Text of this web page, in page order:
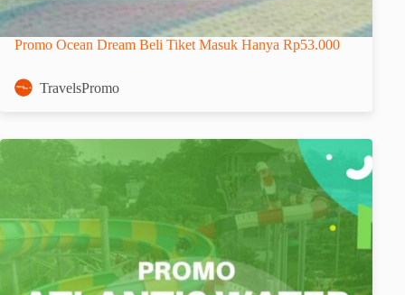
Promo Ocean Dream Beli Tiket Masuk Hanya Rp53.000
TravelsPromo